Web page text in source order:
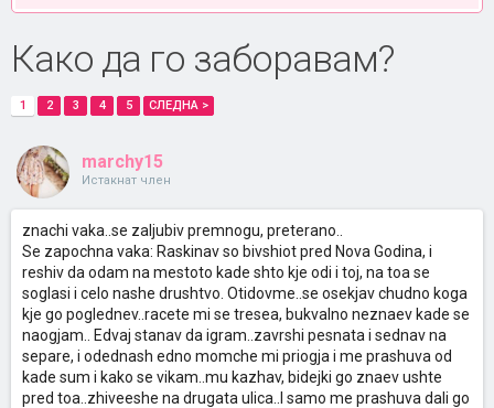
Како да го заборавам?
1 2 3 4 5 СЛЕДНА >
marchy15
Истакнат член
znachi vaka..se zaljubiv premnogu, preterano..
Se zapochna vaka: Raskinav so bivshiot pred Nova Godina, i
reshiv da odam na mestoto kade shto kje odi i toj, na toa se
soglasi i celo nashe drushtvo. Otidovme..se osekjav chudno koga
kje go poglednev..racete mi se tresea, bukvalno neznaev kade se
naogjam.. Edvaj stanav da igram..zavrshi pesnata i sednav na
separe, i odednash edno momche mi priogja i me prashuva od
kade sum i kako se vikam..mu kazhav, bidejki go znaev ushte
pred toa..zhiveeshe na drugata ulica..I samo me prashuva dali go